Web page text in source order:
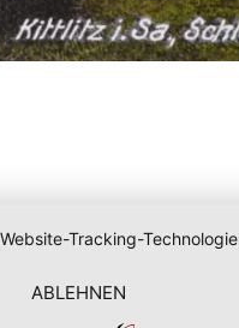
Tracking-
ABLEHNEN